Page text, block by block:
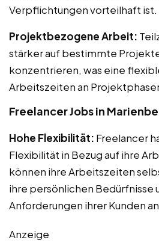
Verpflichtungen vorteilhaft ist.
Projektbezogene Arbeit:
stärker auf bestimmte
konzentrieren, was eine
Arbeitszeiten an
Freelancer Jobs in
Hohe Flexibilität: Freelancer
Flexibilität in Bezug auf ihre
können ihre Arbeitszeiten
ihre persönlichen Bedürfnisse
Anforderungen ihrer Kunden
Anzeige